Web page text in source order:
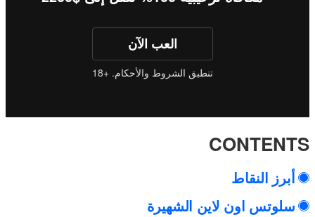
العب الآن
تنطبق الشروط والأحكام. +18
CONTENTS
أبرز النقاط
سلوتس اون لاين الشهيرة